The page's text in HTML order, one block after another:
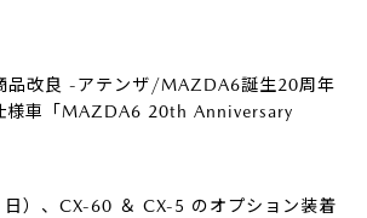
品改良 -アテンザ/MAZDA6誕生20周年
様車「MAZDA6 20th Anniversary
）、CX-60 ＆ CX-5 のオプション装着